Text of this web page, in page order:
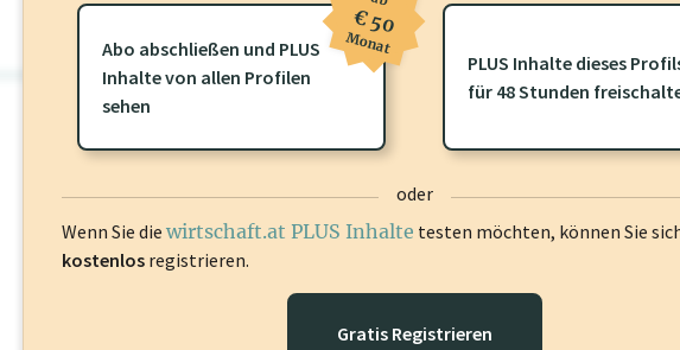
Für dieses Profil gibt es zusätzliche wirtschaft.at PLUS Inhaltedie Sie
frei oder loggen Sie sich ein um diese Inhalte zu sehen.
Abo abschließen und PLUS
Inhalte von allen Profilen
sehen
€ 50
Monat
PLUS Inhalte dieses
für 48 Stunden
oder
Wenn Sie die wirtschaft.at PLUS Inhalte testen möchten, können Sie
kostenlos registrieren.
Gratis Registrieren